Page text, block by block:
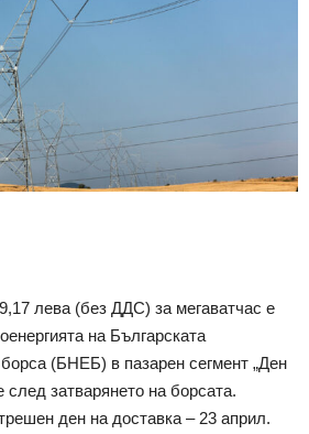
лева (без ДДС) за мегаватчас e
на Българската
(БНЕБ) в пазарен сегмент „Ден
след затварянето на борсата.
ден на доставка – 23 април.